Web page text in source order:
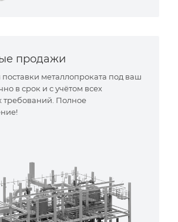
продажи
металлопроката под ваш
в срок и с учётом всех
требований. Полное